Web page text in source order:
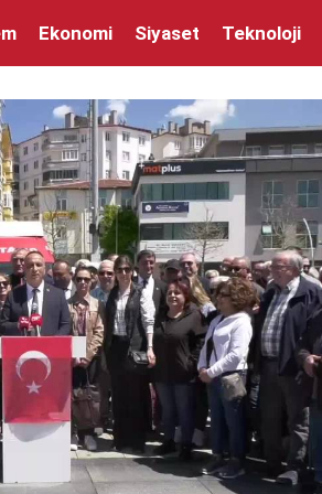
Ekonomi Siyaset Teknoloji